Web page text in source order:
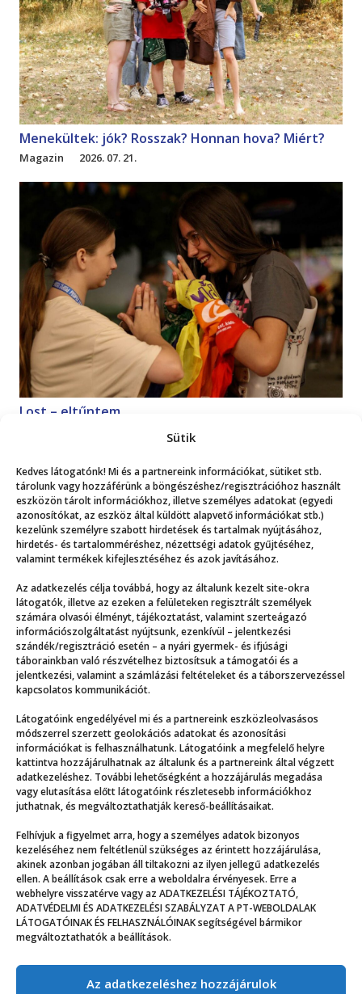
Sütik
Kedves látogatónk! Mi és a partnereink információkat, sütiket stb.
tárolunk vagy hozzáférünk a böngészéshez/regisztrációhoz használt
eszközön tárolt információkhoz, illetve személyes adatokat (egyedi
azonosítókat, az eszköz által küldött alapvető információkat stb.)
kezelünk személyre szabott hirdetések és tartalmak nyújtásához,
hirdetés- és tartalomméréshez, nézettségi adatok gyűjtéséhez,
valamint termékek kifejlesztéséhez és azok javításához.
Az adatkezelés célja továbbá, hogy az általunk kezelt site-okra
látogatók, illetve az ezeken a felületeken regisztrált személyek
számára olvasói élményt, tájékoztatást, valamint szerteágazó
információszolgáltatást nyújtsunk, ezenkívül – jelentkezési
szándék/regisztráció esetén – a nyári gyermek- és ifjúsági
táborainkban való részvételhez biztosítsuk a támogatói és a
jelentkezési, valamint a számlázási feltételeket és a táborszervezéssel
kapcsolatos kommunikációt.
Látogatóink engedélyével mi és a partnereink eszközleolvasásos
módszerrel szerzett geolokációs adatokat és azonosítási
információkat is felhasználhatunk. Látogatóink a megfelelő helyre
kattintva hozzájárulhatnak az általunk és a partnereink által végzett
adatkezeléshez. További lehetőségként a hozzájárulás megadása
vagy elutasítása előtt látogatóink részletesebb információkhoz
juthatnak, és megváltoztathatják kereső-beállításaikat.
Felhívjuk a figyelmet arra, hogy a személyes adatok bizonyos
kezeléséhez nem feltétlenül szükséges az érintett hozzájárulása,
akinek azonban jogában áll tiltakozni az ilyen jellegű adatkezelés
ellen. A beállítások csak erre a weboldalra érvényesek. Erre a
webhelyre visszatérve vagy az ADATKEZELÉSI TÁJÉKOZTATÓ,
ADATVÉDELMI ÉS ADATKEZELÉSI SZABÁLYZAT A PT-WEBOLDALAK
LÁTOGATÓINAK ÉS FELHASZNÁLÓINAK segítségével bármikor
megváltoztathatók a beállítások.
Az adatkezeléshez hozzájárulok
Menekültek: jók? Rosszak? Honnan hova? Miért?
Magazin 2026. 07. 21.
Lost – eltűntem
Mutasd a többit!
Még több
Mostantól táborozás, ha nyár